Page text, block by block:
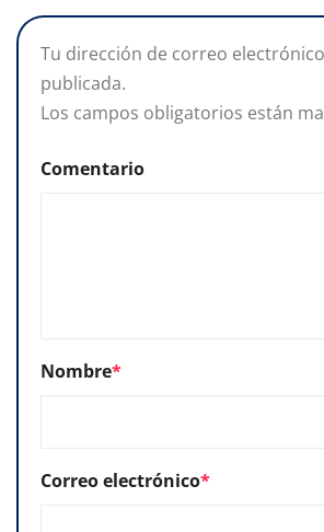
Tu dirección de correo
publicada.
Los campos obligatorios están
Comentario
Nombre*
Correo electrónico*